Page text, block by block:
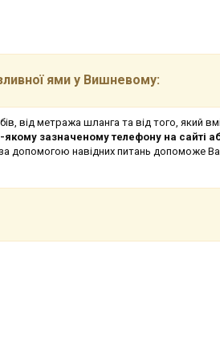
ями у Вишневому:
від метража шланга та від того,
зазначеному телефону на сайті
допомогою навідних питань допоможе